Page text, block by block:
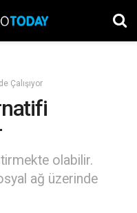
Çalışıyor
olabilir.
ağ üzerinde